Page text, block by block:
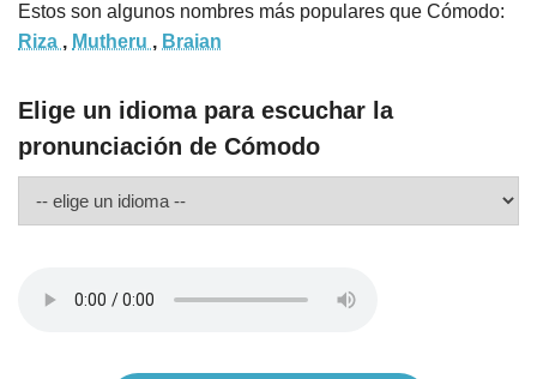
Estos son algunos nombres más populares que Cómodo:
Riza , Mutheru , Braian
Elige un idioma para escuchar la
pronunciación de Cómodo